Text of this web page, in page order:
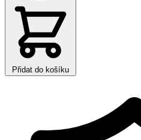
Přidat do košíku